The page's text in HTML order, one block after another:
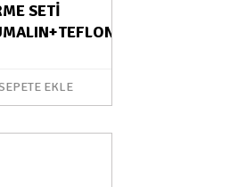
SETİ
EKLE